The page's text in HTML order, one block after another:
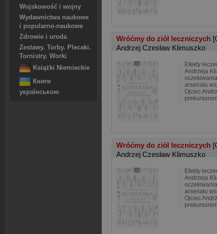
Wojskowość i wojny
Wydawnictwa naukowe
i popularno-naukowe
Zdrowie i uroda
Zestawy. Torby. Plecaki.
Tornistry. Worki
Książki Niemieckie
Книги
українською
Wróćmy do ziół leczniczych
Andrzej Czesław Klimuszko
Efekty
Andrzeja
arsenału
Ojciec
Wróćmy do ziół leczniczych
Andrzej Czesław Klimuszko
Efekty
Andrzeja
arsenału
Ojciec